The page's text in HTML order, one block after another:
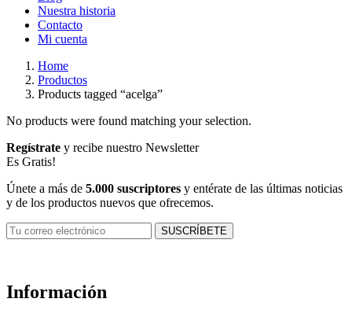
Nuestra historia
Contacto
Mi cuenta
Home
Productos
Products tagged “acelga”
No products were found matching your selection.
Regístrate y recibe nuestro Newsletter
Es Gratis!
Únete a más de 5.000 suscriptores y entérate de las últimas noticias
y de los productos nuevos que ofrecemos.
Información